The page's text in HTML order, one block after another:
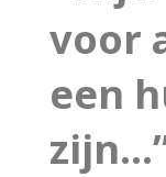
voor
een